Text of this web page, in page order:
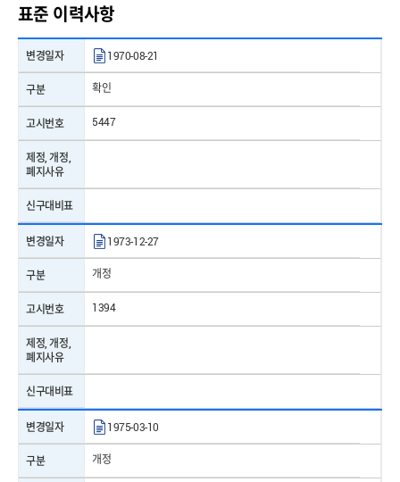
레인지 후드의 개별 요구사항
제/개정일자
표준번호
표준명
가정용 및 이와 유사한 전기기기의 안전성 ― 제2-31부:
레인지 후드의 개별 요구사항
제/개정일자
표준번호
표준명
가정용 및 이와 유사한 전기기기의 안전성 ― 제2-31부:
레인지 후드의 개별 요구사항
제/개정일자 2024-12-31
표준번호 KS G 5700
표준명
표준번호
표준 이력사항
변경일자 1970-08-21
구분 확인
고시번호 5447
제정, 개정,
폐지사유
신구대비표
변경일자 1973-12-27
구분 개정
고시번호 1394
제정, 개정,
폐지사유
신구대비표
변경일자 1975-03-10
구분 개정